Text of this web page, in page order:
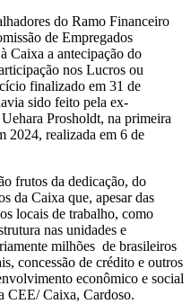
do Ramo Financeiro
de Empregados
Caixa a antecipação do
nos Lucros ou
finalizado em 31 de
sido feito pela ex-
Prosholdt, na primeira
2024, realizada em 6 de
frutos da dedicação, do
da Caixa que, apesar das
locais de trabalho, como
nas unidades e
milhões de brasileiros
concessão de crédito e outros
econômico e social
CEE/ Caixa, Cardoso.